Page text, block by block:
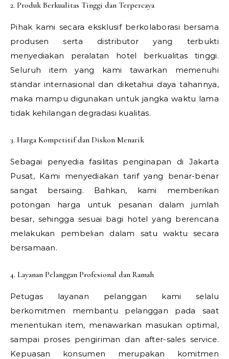
2. Produk Berkualitas Tinggi dan Terpercaya
Pihak kami secara eksklusif berkolaborasi bersama
produsen serta distributor yang terbukti
menyediakan peralatan hotel berkualitas tinggi.
Seluruh item yang kami tawarkan memenuhi
standar internasional dan diketahui daya tahannya,
maka mampu digunakan untuk jangka waktu lama
tidak kehilangan degradasi kualitas.
3. Harga Kompetitif dan Diskon Menarik
Sebagai penyedia fasilitas penginapan di Jakarta
Pusat, Kami menyediakan tarif yang benar-benar
sangat bersaing. Bahkan, kami memberikan
potongan harga untuk pesanan dalam jumlah
besar, sehingga sesuai bagi hotel yang berencana
melakukan pembelian dalam satu waktu secara
bersamaan.
4. Layanan Pelanggan Profesional dan Ramah
Petugas layanan pelanggan kami selalu
berkomitmen membantu pelanggan pada saat
menentukan item, menawarkan masukan optimal,
sampai proses pengiriman dan after-sales service.
Kepuasan konsumen merupakan komitmen